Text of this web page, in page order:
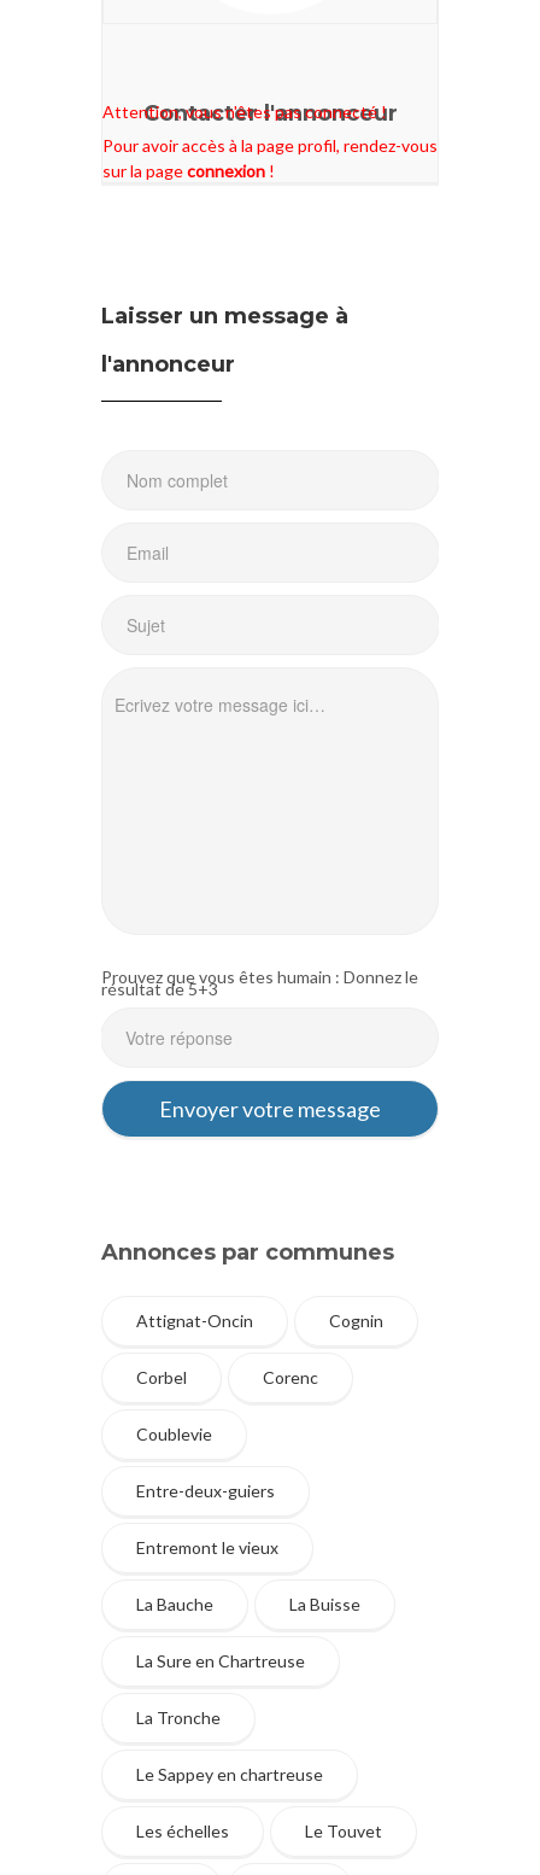
Contacter l'annonceur
Attention, vous n'êtes pas connecté !
Pour avoir accès à la page profil, rendez-vous
sur la pageconnexion !
Laisser un message à
l'annonceur
Prouvez que vous êtes humain : Donnez le
résultat de 5+3
Annonces par communes
Attignat-Oncin Cognin
Corbel Corenc
Coublevie
Entre-deux-guiers
Entremont le vieux
La Bauche La Buisse
La Sure en Chartreuse
La Tronche
Le Sappey en chartreuse
Les échelles Le Touvet